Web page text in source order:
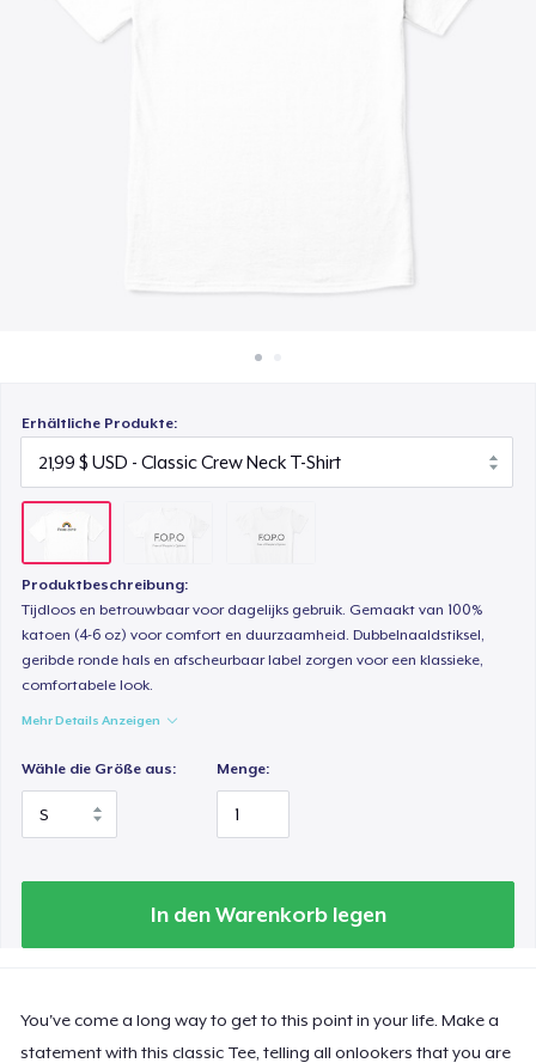
Erhältliche Produkte:
Produktbeschreibung:
Tijdloos en betrouwbaar voor dagelijks gebruik. Gemaakt van 100%
katoen (4-6 oz) voor comfort en duurzaamheid. Dubbelnaaldstiksel,
geribde ronde hals en afscheurbaar label zorgen voor een klassieke,
comfortabele look.
Mehr Details Anzeigen
Wähle die Größe aus: Menge:
In den Warenkorb legen
You've come a long way to get to this point in your life. Make a
statement with this classic Tee, telling all onlookers that you are